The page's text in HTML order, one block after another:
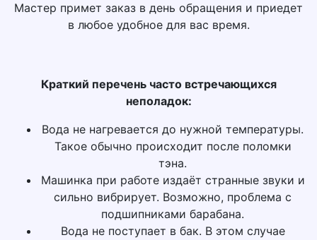
Мастер примет заказ в день обращения и приедет
в любое удобное для вас время.
Краткий перечень часто встречающихся
неполадок:
Вода не нагревается до нужной температуры.
Такое обычно происходит после поломки
тэна.
Машинка при работе издаёт странные звуки и
сильно вибрирует. Возможно, проблема с
подшипниками барабана.
Вода не поступает в бак. В этом случае